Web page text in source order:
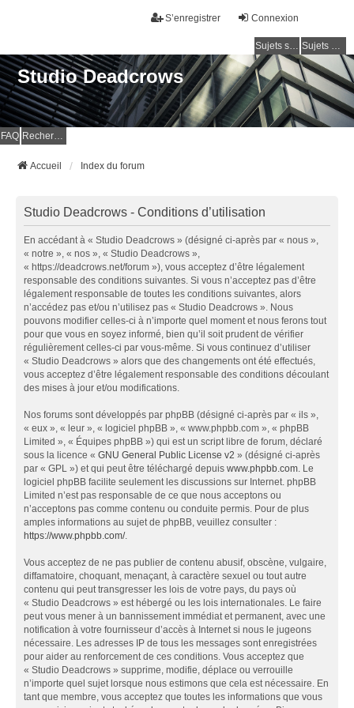
Connexion
S’enregistrer
Sujets sans réponse Sujets actifs
Studio Deadcrows
FAQ Rechercher
Accueil Index du forum
Studio Deadcrows - Conditions d’utilisation
En accédant à « Studio Deadcrows » (désigné ci-après par « nous »,
« notre », « nos », « Studio Deadcrows »,
« https://deadcrows.net/forum »), vous acceptez d’être légalement
responsable des conditions suivantes. Si vous n’acceptez pas d’être
légalement responsable de toutes les conditions suivantes, alors
n’accédez pas et/ou n’utilisez pas « Studio Deadcrows ». Nous
pouvons modifier celles-ci à n’importe quel moment et nous ferons tout
pour que vous en soyez informé, bien qu’il soit prudent de vérifier
régulièrement celles-ci par vous-même. Si vous continuez d’utiliser
« Studio Deadcrows » alors que des changements ont été effectués,
vous acceptez d’être légalement responsable des conditions découlant
des mises à jour et/ou modifications.
Nos forums sont développés par phpBB (désigné ci-après par « ils »,
« eux », « leur », « logiciel phpBB », « www.phpbb.com », « phpBB
Limited », « Équipes phpBB ») qui est un script libre de forum, déclaré
sous la licence « GNU General Public License v2 » (désigné ci-après
par « GPL ») et qui peut être téléchargé depuis www.phpbb.com. Le
logiciel phpBB facilite seulement les discussions sur Internet. phpBB
Limited n’est pas responsable de ce que nous acceptons ou
n’acceptons pas comme contenu ou conduite permis. Pour de plus
amples informations au sujet de phpBB, veuillez consulter :
https://www.phpbb.com/.
Vous acceptez de ne pas publier de contenu abusif, obscène, vulgaire,
diffamatoire, choquant, menaçant, à caractère sexuel ou tout autre
contenu qui peut transgresser les lois de votre pays, du pays où
« Studio Deadcrows » est hébergé ou les lois internationales. Le faire
peut vous mener à un bannissement immédiat et permanent, avec une
notification à votre fournisseur d’accès à Internet si nous le jugeons
nécessaire. Les adresses IP de tous les messages sont enregistrées
pour aider au renforcement de ces conditions. Vous acceptez que
« Studio Deadcrows » supprime, modifie, déplace ou verrouille
n’importe quel sujet lorsque nous estimons que cela est nécessaire. En
tant que membre, vous acceptez que toutes les informations que vous